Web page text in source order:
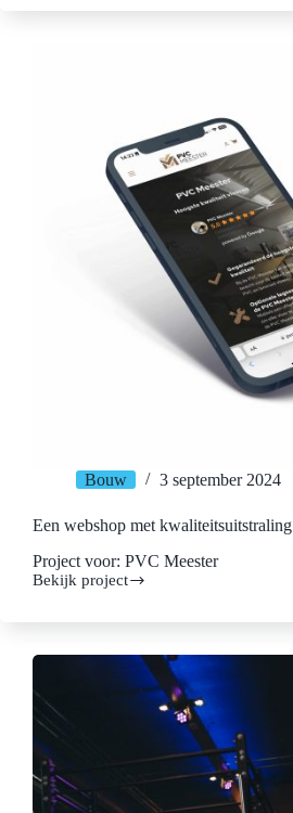
via
Bouw 3 september 2024
Een webshop met kwaliteitsuitstraling
Project voor: PVC Meester
Bekijk project
Een
met